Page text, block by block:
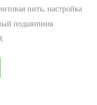
тока
нить, настройка
подшипник